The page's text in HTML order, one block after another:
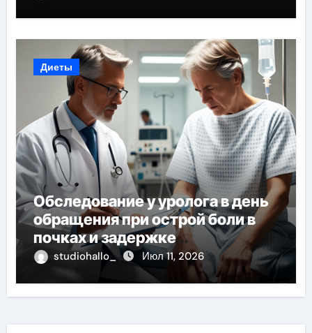
Диеты
Обследование у уролога в день
обращения при острой боли в
почках и задержке
мочеиспускания
studiohallo_ Июл 11, 2026